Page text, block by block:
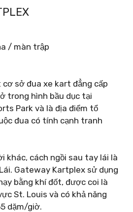
/ màn trập
cơ sở đua xe kart đẳng cấp
trong hình bầu dục tại
Park và là địa điểm tổ
đua có tính cạnh tranh
khác, cách ngồi sau tay lái là
Gateway Kartplex sử dụng
bằng khí đốt, được coi là
St. Louis và có khả năng
dặm/giờ.